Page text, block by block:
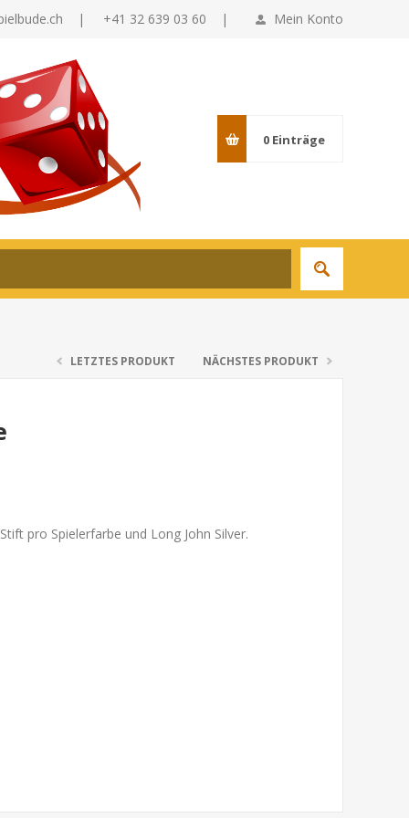
Mein Konto
| +41 32 639 03 60 |
0 Einträge
LETZTES PRODUKT NÄCHSTES PRODUKT
pro Spielerfarbe und Long John Silver.